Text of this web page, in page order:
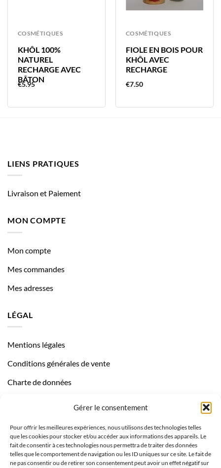
Gérer le consentement
Pour offrir les meilleures expériences, nous utilisons des technologies telles
que les cookies pour stocker et/ou accéder aux informations des appareils. Le
fait de consentir à ces technologies nous permettra de traiter des données
telles que le comportement de navigation ou les ID uniques sur ce site. Le fait de
ne pas consentir ou de retirer son consentement peut avoir un effet négatif sur
COSMÉTIQUES
KHÔL 100%
NATUREL
RECHARGE AVEC
BÂTON
€5.95
COSMÉTIQUES
FIOLE EN BOIS POUR
KHÔL AVEC
RECHARGE
€7.50
LIENS PRATIQUES
Livraison et Paiement
MON COMPTE
Mon compte
Mes commandes
Mes adresses
LÉGAL
Mentions légales
Conditions générales de vente
Charte de données